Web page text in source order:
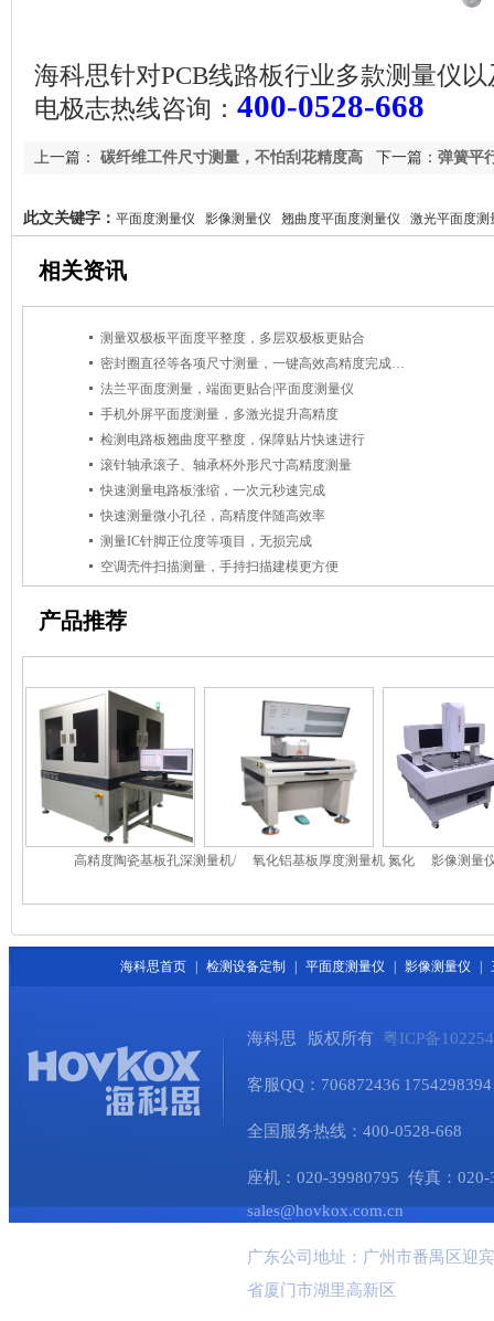
海科思针对PCB线路板行业多款测量仪
电极志热线咨询： 400-0528-668
下一篇： 弹簧平
上一篇： 碳纤维工件尺寸测量，不怕刮花精度高
此文关键字： 平面度测量仪 影像测量仪 翘曲度平面度测量仪 激光平面度测
相关资讯
测量双极板平面度平整度，多层双极板更贴合
密封圈直径等各项尺寸测量，一键高效高精度完成测量
法兰平面度测量，端面更贴合|平面度测量仪
手机外屏平面度测量，多激光提升高精度
检测电路板翘曲度平整度，保障贴片快速进行
滚针轴承滚子、轴承杯外形尺寸高精度测量
快速测量电路板涨缩，一次元秒速完成
快速测量微小孔径，高精度伴随高效率
测量IC针脚正位度等项目，无损完成
空调壳件扫描测量，手持扫描建模更方便
产品推荐
高精度陶瓷基板孔深测量机/
氧化铝基板厚度测量机 氮化
影像测量
海科思首页 检测设备定制 平面度测量仪 影像测量仪
海科思 版权所有 粤ICP备
客服QQ：706872436
全国服务热线：400-0528-668
座机：020-39980795 传真：
sales@hovkox.com.cn
广东公司地址：广州市番禺区迎
省厦门市湖里高新区